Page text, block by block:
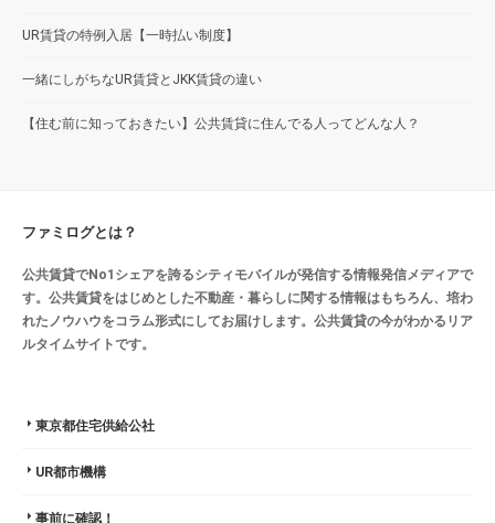
UR賃貸の特例入居【一時払い制度】
一緒にしがちなUR賃貸とJKK賃貸の違い
【住む前に知っておきたい】公共賃貸に住んでる人ってどんな人？
ファミログとは？
公共賃貸でNo1シェアを誇るシティモバイルが発信する情報発信メディアで
す。公共賃貸をはじめとした不動産・暮らしに関する情報はもちろん、培わ
れたノウハウをコラム形式にしてお届けします。公共賃貸の今がわかるリア
ルタイムサイトです。
東京都住宅供給公社
UR都市機構
事前に確認！